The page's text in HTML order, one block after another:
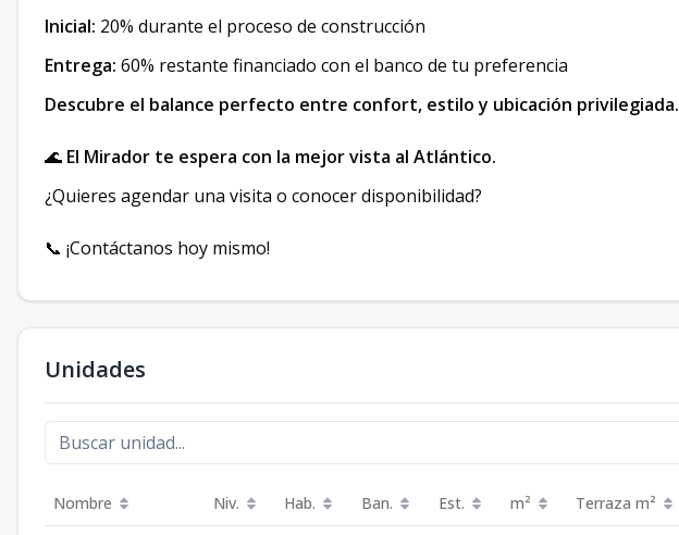
Inicial: 20% durante el proceso de construcción
Entrega: 60% restante financiado con el banco de tu preferencia
Descubre el balance perfecto entre confort, estilo y ubicación privilegiada.
🌊 El Mirador te espera con la mejor vista al Atlántico.
¿Quieres agendar una visita o conocer disponibilidad?
📞 ¡Contáctanos hoy mismo!
Unidades
Nombre Niv. Hab. Ban. Est. m² Terraza m²